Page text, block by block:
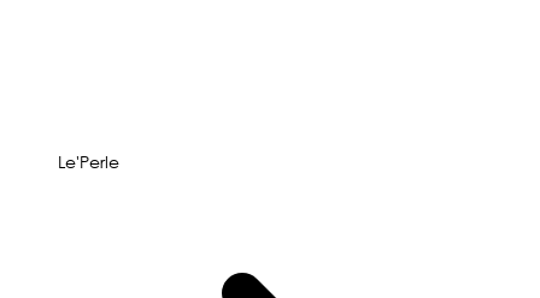
Le'Perle